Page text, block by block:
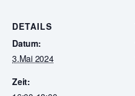
DETAILS
Datum:
3.Mai 2024
Zeit: